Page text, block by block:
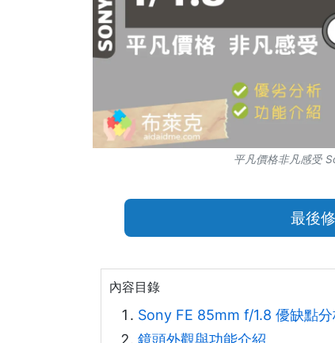
平凡價格非凡感受
最後
內容目錄
Sony FE 85mm f/1.8 優缺點
鏡頭外觀與功能介紹